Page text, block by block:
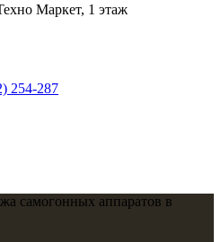
Маркет, 1 этаж
254-287
самогонных аппаратов в